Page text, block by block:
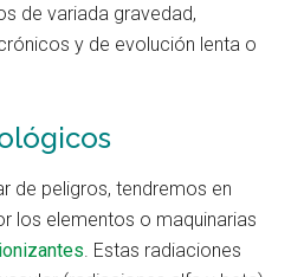
de variada gravedad,
y de evolución lenta o
de peligros, tendremos en
los elementos o maquinarias
. Estas radiaciones